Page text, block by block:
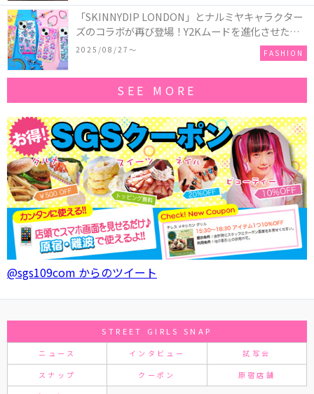
「SKINNYDIP LONDON」とナルミヤキャラクター
ズのコラボが再び登場！Y2Kムードを進化させた新
作コレクションを発売♪
2025/08/27〜 FASHION
SEE MORE
@sgs109com からのツイート
STREET GIRLS SNAP
ニュース インタビュー 試写会
スナップ クーポン 原宿店舗